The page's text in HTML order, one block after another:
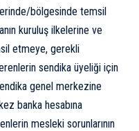
bölgesinde temsil
kuruluş ilkelerine ve
etmeye, gerekli
sendika üyeliği için
genel merkezine
banka hesabına
mesleki sorunlarının